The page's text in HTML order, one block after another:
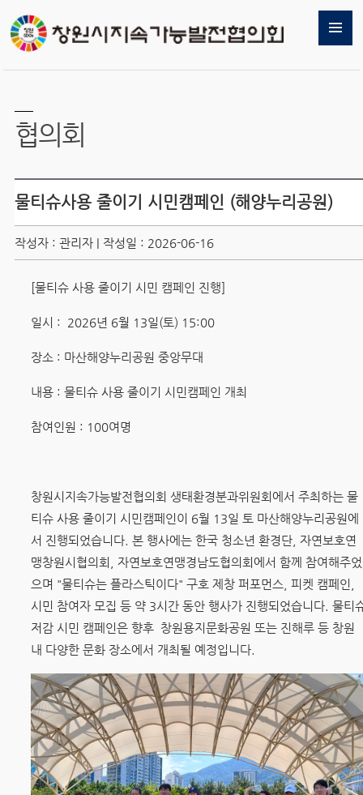
협의회
물티슈사용 줄이기 시민캠페인 (해양누리공원)
작성자 : 관리자 | 작성일 : 2026-06-16
[물티슈 사용 줄이기 시민 캠페인 진행]
일시 : 2026년 6월 13일(토) 15:00
장소 : 마산해양누리공원 중앙무대
내용 : 물티슈 사용 줄이기 시민캠페인 개최
참여인원 : 100여명
창원시지속가능발전협의회 생태환경분과위원회에서 주최하는 물
티슈 사용 줄이기 시민캠페인이 6월 13일 토 마산해양누리공원에
서 진행되었습니다. 본 행사에는 한국 청소년 환경단, 자연보호연
맹창원시협의회, 자연보호연맹경남도협의회에서 함께 참여해주었
으며 "물티슈는 플라스틱이다" 구호 제창 퍼포먼스, 피켓 캠페인,
시민 참여자 모집 등 약 3시간 동안 행사가 진행되었습니다. 물티
저감 시민 캠페인은 향후 창원용지문화공원 또는 진해루 등 창원
내 다양한 문화 장소에서 개최될 예정입니다.